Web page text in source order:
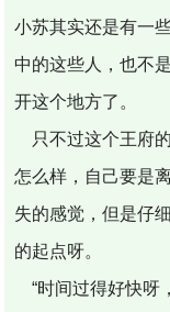
小苏其实还是有一
中的这些人，也不
开这个地方了。
只不过这个王府
怎么样，自己要是
失的感觉，但是仔
的起点呀。
“时间过得好快呀